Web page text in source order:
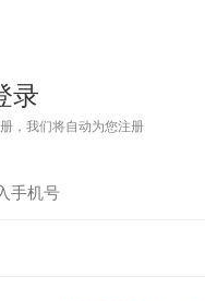
录
，我们将自动为您注册